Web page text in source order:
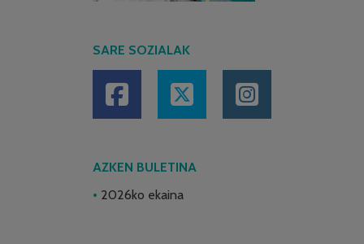
SARE SOZIALAK
AZKEN BULETINA
2026ko ekaina